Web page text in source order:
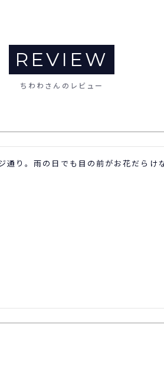
REVIEW
ちわわさんのレビュー
通り。雨の日でも目の前がお花だらけ